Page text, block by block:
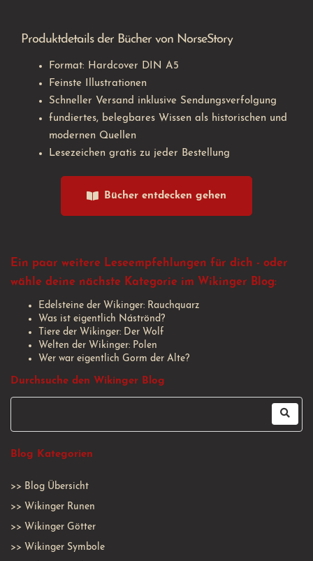
Produktdetails der Bücher von NorseStory
Format: Hardcover DIN A5
Feinste Illustrationen
Schneller Versand inklusive Sendungsverfolgung
fundiertes, belegbares Wissen als historischen und
modernen Quellen
Lesezeichen gratis zu jeder Bestellung
Bücher entdecken gehen
Ein paar weitere Leseempfehlungen für dich - oder
wähle deine nächste Kategorie im Wikinger Blog:
Edelsteine der Wikinger: Rauchquarz
Was ist eigentlich Náströnd?
Tiere der Wikinger: Der Wolf
Welten der Wikinger: Polen
Wer war eigentlich Gorm der Alte?
Durchsuche den Wikinger Blog
Blog Kategorien
>> Blog Übersicht
>> Wikinger Runen
>> Wikinger Götter
>> Wikinger Symbole